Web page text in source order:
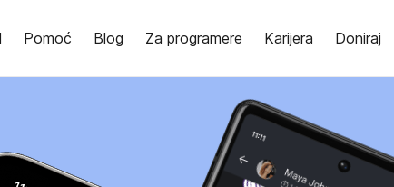
Pomoć Blog Za programere Karijera Doniraj